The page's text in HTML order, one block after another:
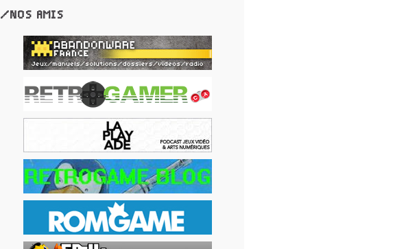
/NOS AMIS